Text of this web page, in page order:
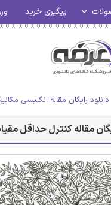
پیگیری خرید
دانلود رایگان مقاله انگلیسی
مقاله کنترل حداقل